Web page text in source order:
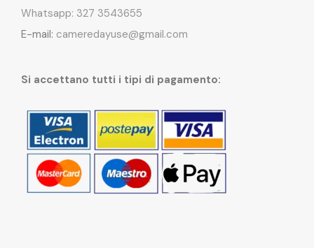
Whatsapp: 327 3543655
E-mail: cameredayuse@gmail.com
Si accettano tutti i tipi di pagamento: